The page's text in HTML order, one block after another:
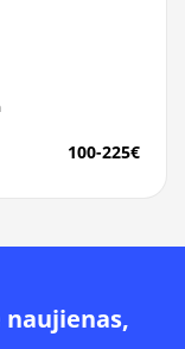
100-225€